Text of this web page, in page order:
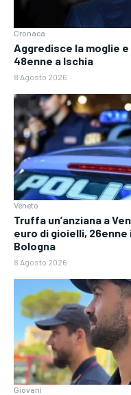
Cronaca
Aggredisce la moglie
48enne a Ischia
8 Agosto 2026
Veneto
Truffa un’anziana a
euro di gioielli,
Bologna
8 Agosto 2026
Giovani